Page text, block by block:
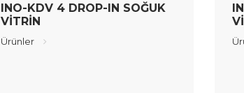
INO-KDV 4 DROP-IN SOĞUK
VİTRİN
Ürünler